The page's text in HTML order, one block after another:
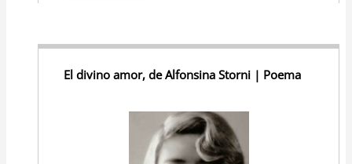
El divino amor, de Alfonsina Storni | Poema